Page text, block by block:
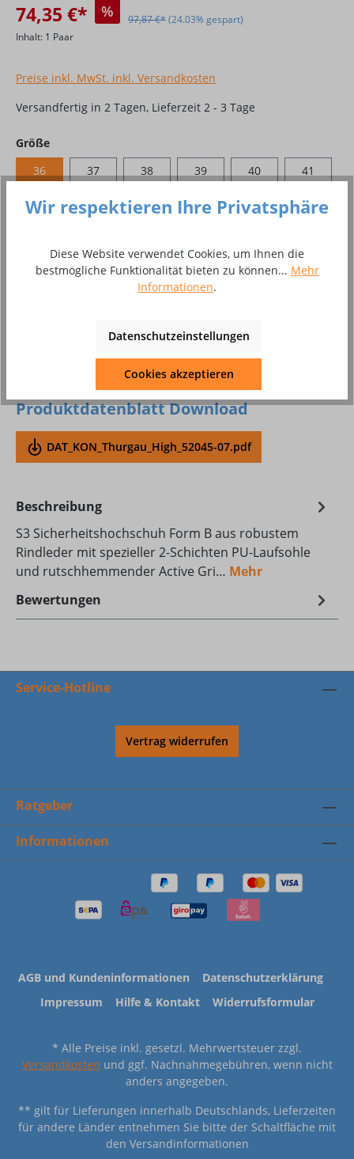
74,35 €* % 97,87 €*(24.03% gespart)
Inhalt: 1 Paar
Preise inkl. MwSt. inkl. Versandkosten
Versandfertig in 2 Tagen, Lieferzeit 2 - 3 Tage
Größeauswählen
36
37 38 39 40 41
42 43 44 45 46 47
Produkt Anzahl: Gib den gewünschten
In den Warenkorb
Zum Merkzettel hinzufügen
10048636
Produktdatenblatt Download
DAT_KON_Thurgau_High_52045-07.pdf
Beschreibung
S3 Sicherheitshochschuh Form B aus robustem
Rindleder mit spezieller 2-Schichten PU-Laufsohle
und rutschhemmender Active Gri… Mehr
Bewertungen
Service-Hotline
Vertrag widerrufen
Ratgeber
Informationen
AGB und Kundeninformationen
Datenschutzerklärung
Impressum
Hilfe & Kontakt Widerrufsformular
* Alle Preise inkl. gesetzl. Mehrwertsteuer zzgl.
Versandkosten und ggf. Nachnahmegebühren, wenn nicht
anders angegeben.
** gilt für Lieferungen innerhalb Deutschlands, Lieferzeiten
für andere Länder entnehmen Sie bitte der Schaltfläche mit
den Versandinformationen
Wir respektieren Ihre Privatsphäre
Diese Website verwendet Cookies, um Ihnen die
bestmögliche Funktionalität bieten zu können... Mehr
Informationen.
Datenschutzeinstellungen
Cookies akzeptieren